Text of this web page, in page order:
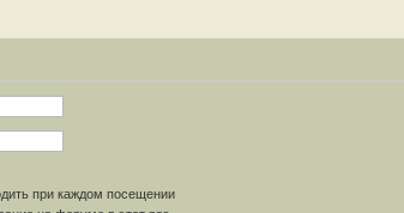
при каждом посещении